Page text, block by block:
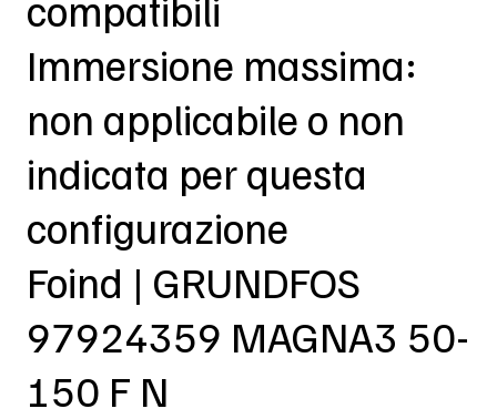
Immersione massima:
non applicabile o non
indicata per questa
configurazione
Foind | GRUNDFOS
97924359 MAGNA3 50-
150 F N